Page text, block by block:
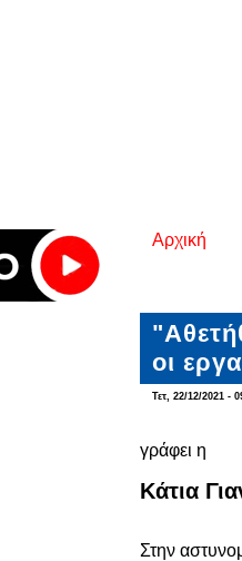
Είστε
Αρχική
οι
Τετ, 22/12/2021 -
γράφει η
Κάτια
Στην